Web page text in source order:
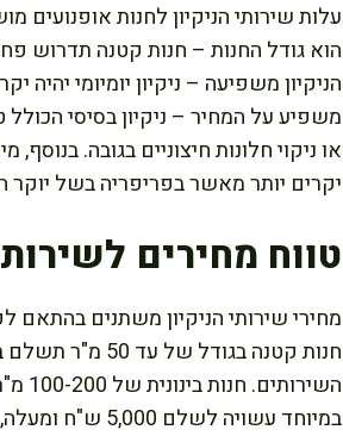
עלות שירותי הניקיון לחנות
הוא גודל החנות – חנות קטנה תדרוש
הניקיון משפיעה – ניקיון יומיומי יהיה
משפיע על המחיר – ניקיון בסיסי
או ניקוי חלונות חיצוניים בגובה.
יקרים יותר מאשר בפריפריה בשל יוקר
טווח מחירים
מחירי שירותי הניקיון משתנים בהתאם
במיוחד עשויה